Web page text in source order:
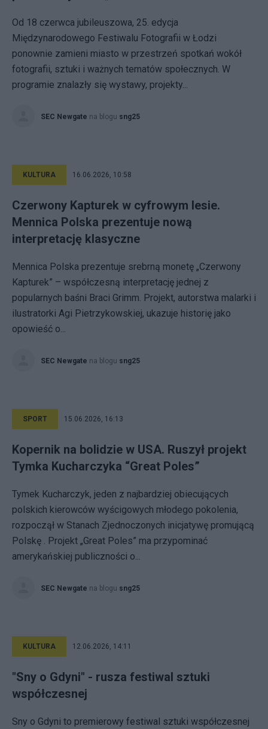
Od 18 czerwca jubileuszowa, 25. edycja
Międzynarodowego Festiwalu Fotografii w Łodzi
ponownie zamieni miasto w przestrzeń spotkań wokół
fotografii, sztuki i ważnych tematów społecznych. W
programie znalazły się wystawy, projekty...
SEC Newgate na blogu sng25
KULTURA 16.06.2026, 10:58
Czerwony Kapturek w cyfrowym lesie.
Mennica Polska prezentuje nową
interpretację klasyczne
Mennica Polska prezentuje srebrną monetę „Czerwony
Kapturek” – współczesną interpretację jednej z
popularnych baśni Braci Grimm. Projekt, autorstwa malarki i
ilustratorki Agi Pietrzykowskiej, ukazuje historię jako
opowieść o...
SEC Newgate na blogu sng25
SPORT 15.06.2026, 16:13
Kopernik na bolidzie w USA. Ruszył projekt
Tymka Kucharczyka “Great Poles”
Tymek Kucharczyk, jeden z najbardziej obiecujących
polskich kierowców wyścigowych młodego pokolenia,
rozpoczął w Stanach Zjednoczonych inicjatywę promującą
Polskę . Projekt „Great Poles” ma przypominać
amerykańskiej publiczności o...
SEC Newgate na blogu sng25
KULTURA 12.06.2026, 14:11
"Sny o Gdyni" - rusza festiwal sztuki
współczesnej
Sny o Gdyni to premierowy festiwal sztuki współczesnej